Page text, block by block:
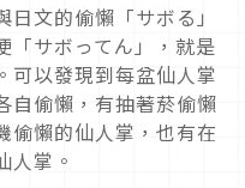
文的偷懶「サボる」
「サボってん」，就是
可以發現到每盆仙人掌
自偷懶，有抽著菸偷懶
偷懶的仙人掌，也有在
人掌。